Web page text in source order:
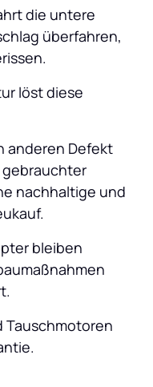
die untere
überfahren,
löst diese
anderen Defekt
nachhaltige und
bleiben
Tauschmotoren